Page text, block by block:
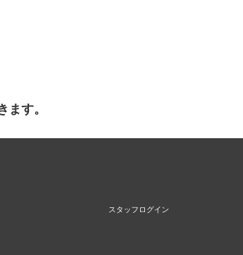
す。
スタッフログイン